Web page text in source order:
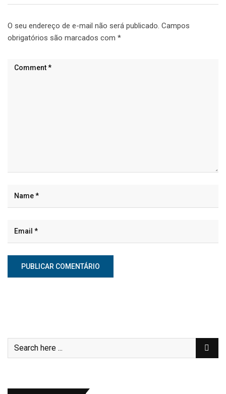
O seu endereço de e-mail não será publicado. Campos
obrigatórios são marcados com *